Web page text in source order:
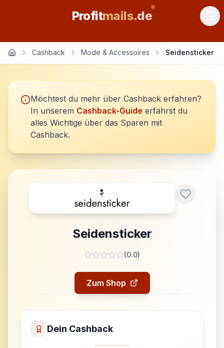
Profitmails.de
Cashback Mode & Accessoires Seidensticker
Möchtest du mehr über Cashback erfahren?
In unserem Cashback-Guide erfährst du
alles Wichtige über das Sparen mit
Cashback.
Seidensticker
(0.0)
Zum Shop
Dein Cashback